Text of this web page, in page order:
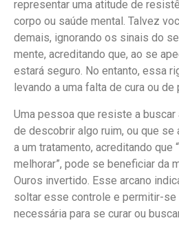
representar uma atitude de
corpo ou saúde mental. Talvez
demais, ignorando os sinais do
mente, acreditando que, ao se
estará seguro. No entanto, essa
levando a uma falta de cura ou
Uma pessoa que resiste a buscar
de descobrir algo ruim, ou que
a um tratamento, acreditando que
melhorar”, pode se beneficiar da
Ouros invertido. Esse arcano
soltar esse controle e permitir-
necessária para se curar ou